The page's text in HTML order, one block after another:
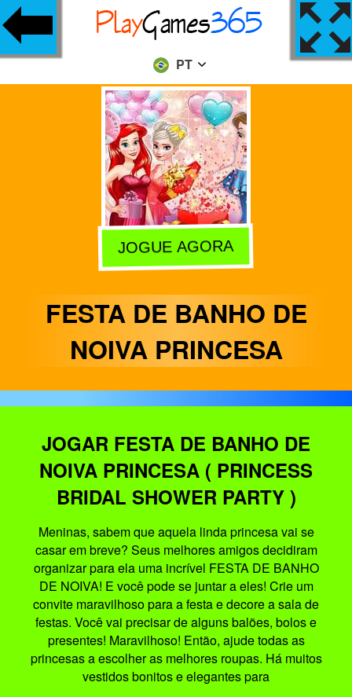
PT
JOGUE AGORA
FESTA DE BANHO DE
NOIVA PRINCESA
JOGAR FESTA DE BANHO DE
NOIVA PRINCESA ( PRINCESS
BRIDAL SHOWER PARTY )
Meninas, sabem que aquela linda princesa vai se
casar em breve? Seus melhores amigos decidiram
organizar para ela uma incrível FESTA DE BANHO
DE NOIVA! E você pode se juntar a eles! Crie um
convite maravilhoso para a festa e decore a sala de
festas. Você vai precisar de alguns balões, bolos e
presentes! Maravilhoso! Então, ajude todas as
princesas a escolher as melhores roupas. Há muitos
vestidos bonitos e elegantes para